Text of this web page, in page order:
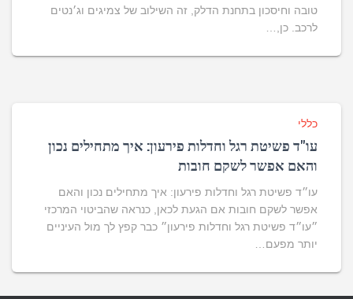
טובה וחיסכון בתחנת הדלק, זה השילוב של צמיגים וג׳נטים
לרכב. כן,…
כללי
עו"ד פשיטת רגל וחדלות פירעון: איך מתחילים נכון
והאם אפשר לשקם חובות
עו״ד פשיטת רגל וחדלות פירעון: איך מתחילים נכון והאם
אפשר לשקם חובות אם הגעת לכאן, כנראה שהביטוי המרכזי
״עו״ד פשיטת רגל וחדלות פירעון״ כבר קפץ לך מול העיניים
יותר מפעם…